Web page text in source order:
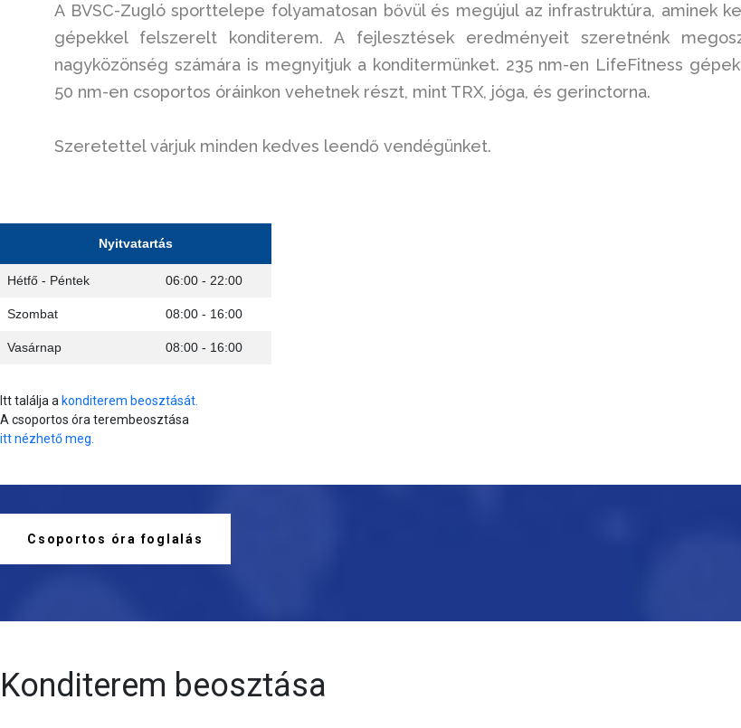
A BVSC-Zugló sporttelepe folyamatosan bővül és megújul az infrastruktúra, aminek
gépekkel felszerelt konditerem.A fejlesztések eredményeit szeretnénk
nagyközönség számára is megnyitjuk a konditermünket. 235 nm-en LifeFitness
50 nm-en csoportos óráinkon vehetnek részt, mint TRX, jóga, és gerinctorna.
Szeretettel várjuk minden kedves leendő vendégünket.
Nyitvatartás
Hétfő - Péntek 06:00 - 22:00
Szombat 08:00 - 16:00
Vasárnap 08:00 - 16:00
Itt találja a konditerem beosztását.
A csoportos óra terembeosztása
itt nézhető meg.
Csoportos óra foglalás
Konditerem beosztása